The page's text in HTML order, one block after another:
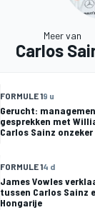
Meer van
Carlos
FORMULE 19 u
Gerucht:
gesprekken met
Carlos Sainz
FORMULE 14 d
James Vowles
tussen Carlos Sainz
Hongarije